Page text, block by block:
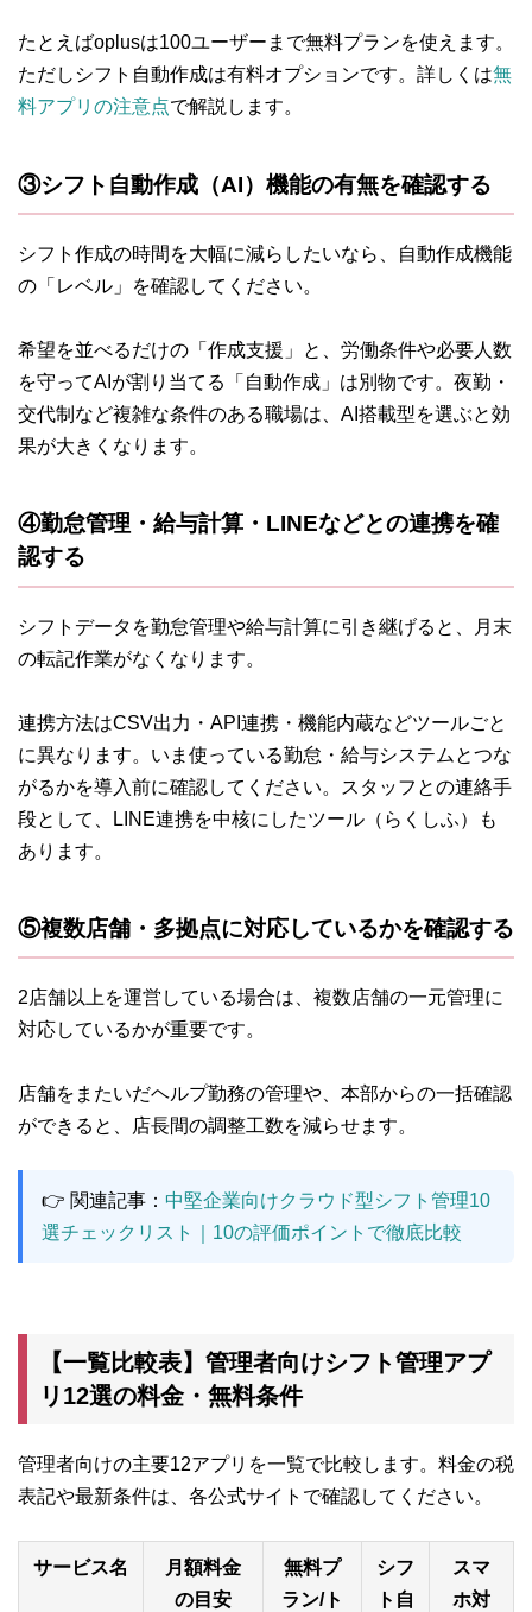
たとえばoplusは100ユーザーまで無料プランを使えます。
ただしシフト自動作成は有料オプションです。詳しくは無
料アプリの注意点で解説します。
③シフト自動作成（AI）機能の有無を確認する
シフト作成の時間を大幅に減らしたいなら、自動作成機能
の「レベル」を確認してください。
希望を並べるだけの「作成支援」と、労働条件や必要人数
を守ってAIが割り当てる「自動作成」は別物です。夜勤・
交代制など複雑な条件のある職場は、AI搭載型を選ぶと効
果が大きくなります。
④勤怠管理・給与計算・LINEなどとの連携を確
認する
シフトデータを勤怠管理や給与計算に引き継げると、月末
の転記作業がなくなります。
連携方法はCSV出力・API連携・機能内蔵などツールごと
に異なります。いま使っている勤怠・給与システムとつな
がるかを導入前に確認してください。スタッフとの連絡手
段として、LINE連携を中核にしたツール（らくしふ）も
あります。
⑤複数店舗・多拠点に対応しているかを確認する
2店舗以上を運営している場合は、複数店舗の一元管理に
対応しているかが重要です。
店舗をまたいだヘルプ勤務の管理や、本部からの一括確認
ができると、店長間の調整工数を減らせます。
👉 関連記事： 中堅企業向けクラウド型シフト管理10
選チェックリスト｜10の評価ポイントで徹底比較
【一覧比較表】管理者向けシフト管理アプ
リ12選の料金・無料条件
管理者向けの主要12アプリを一覧で比較します。料金の税
表記や最新条件は、各公式サイトで確認してください。
サービス名
月額料金
の目安
無料プ
ラン/ト
シフ
ト自
スマ
ホ対